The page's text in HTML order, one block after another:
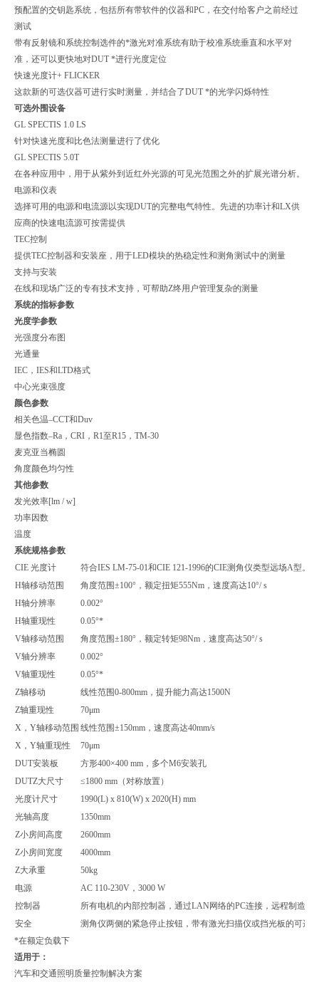
预配置的交钥匙系统，包括所有带软件的仪器和PC，在交付给客户之前经过
测试
带有反射镜和系统控制选件的*激光对准系统有助于校准系统垂直和水平对
准，还可以更快地对DUT *进行光度定位
快速光度计+ FLICKER
这款新的可选仪器可进行实时测量，并结合了DUT *的光学闪烁特性
可选外围设备
GL SPECTIS 1.0 LS
针对快速光度和比色法测量进行了优化
GL SPECTIS 5.0T
在各种应用中，用于从紫外到近红外光源的可见光范围之外的扩展光谱分析。
电源和仪表
选择可用的电源和电流源以实现DUT的完整电气特性。先进的功率计和LX供
应商的快速电流源可按需提供
TEC控制
提供TEC控制器和安装座，用于LED模块的热稳定性和测角测试中的测量
支持与安装
在线和现场广泛的专有技术支持，可帮助Z终用户管理复杂的测量
系统的指标参数
光度学参数
光强度分布图
光通量
IEC，IES和LTD格式
中心光束强度
颜色参数
相关色温–CCT和Duv
显色指数–Ra，CRI，R1至R15，TM-30
麦克亚当椭圆
角度颜色均匀性
其他参数
发光效率[lm / w]
功率因数
温度
系统规格参数
CIE 光度计
符合IES LM-75-01和CIE 121-1996的CIE测角仪类型远场A型。
H轴移动范围
角度范围±100°，额定扭矩555Nm，速度高达10°/ s
H轴分辨率
0.002°
H轴重现性
0.05°*
V轴移动范围
角度范围±180°，额定转矩98Nm，速度高达50°/ s
V轴分辨率
0.002°
V轴重现性
0.05°*
Z轴移动
线性范围0-800mm，提升能力高达1500N
Z轴重现性
70μm
X，Y轴移动范围 线性范围±150mm，速度高达40mm/s
X，Y轴重现性
70μm
DUT安装板
方形400×400 mm，多个M6安装孔
DUTZ大尺寸
≤1800 mm（对称放置）
光度计尺寸
1990(L) x 810(W) x 2020(H) mm
光轴高度
1350mm
Z小房间高度
2600mm
Z小房间宽度
4000mm
Z大承重
50kg
电源
AC 110-230V，3000 W
控制器
所有电机的内部控制器，通过LAN网络的PC连接，远程制造
安全
测角仪两侧的紧急停止按钮，带有激光扫描仪或挡光板的可选
*在额定负载下
适用于：
汽车和交通照明质量控制解决方案